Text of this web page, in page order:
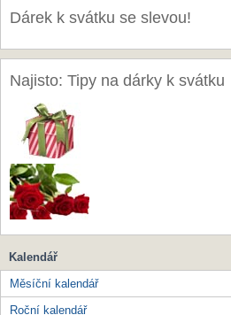
Dárek k svátku se slevou!
Najisto: Tipy na dárky k svátku
Kalendář
Měsíční kalendář
Roční kalendář